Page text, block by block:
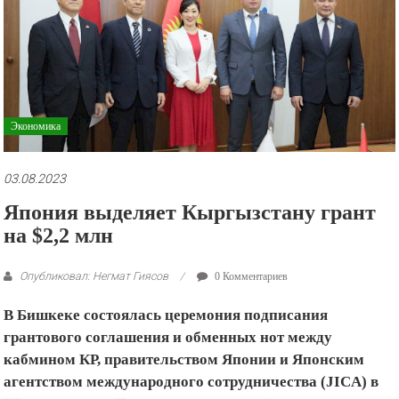
рекламные
ролики
и
презентации.
Экономика
03.08.2023
Япония выделяет Кыргызстану грант
на $2,2 млн
Опубликовал: Негмат Гиясов 0 Комментариев
В Бишкеке состоялась церемония подписания
грантового соглашения и обменных нот между
кабмином КР, правительством Японии и Японским
агентством международного сотрудничества (JICA) в